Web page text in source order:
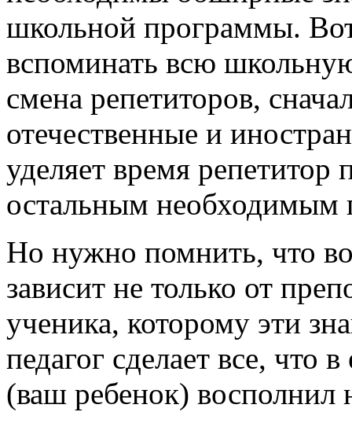
школьной программы.
вспоминать всю
смена репетиторов,
отечественные и
уделяет время
остальным необходимым
Но нужно помнить, что
зависит не только от
ученика, которому эти
педагог сделает все, что
(ваш ребенок) восполнил